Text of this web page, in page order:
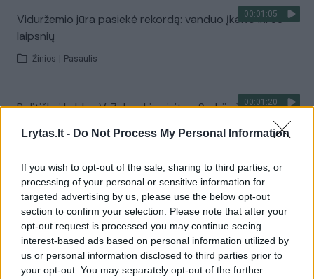
Lrytas.lt - Do Not Process My Personal Information
If you wish to opt-out of the sale, sharing to third parties, or
processing of your personal or sensitive information for
targeted advertising by us, please use the below opt-out
section to confirm your selection. Please note that after your
opt-out request is processed you may continue seeing
interest-based ads based on personal information utilized by
us or personal information disclosed to third parties prior to
your opt-out. You may separately opt-out of the further
00:01:05
Viduržemio jūra pasiekė rekordą: vanduo įkaito iki 33
laipsnių
Žinios Pasaulis
00:01:20
Politiškai keblus V. Zelenskio vizitas: Serbija žada
Visi įrašai
Žiūrimiausi įrašai